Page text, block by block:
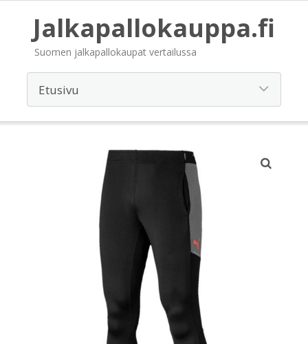
Jalkapallokauppa.fi
Suomen jalkapallokaupat vertailussa